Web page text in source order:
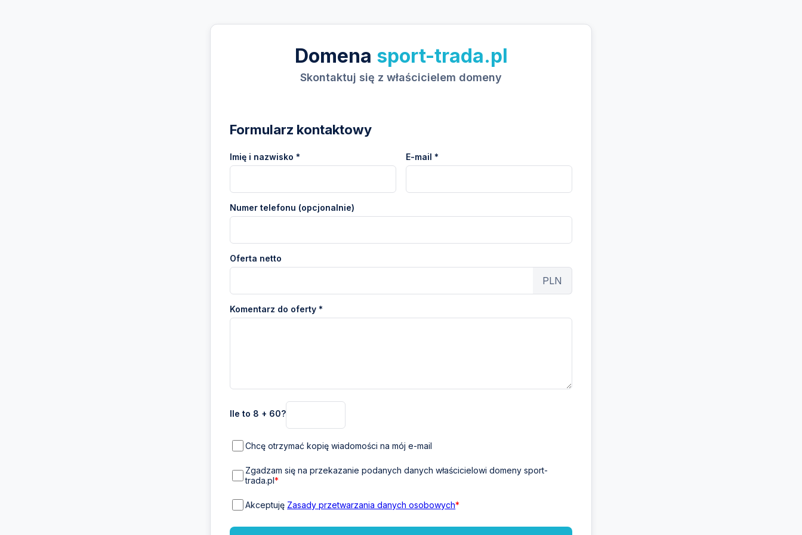
Domena sport-trada.pl
Skontaktuj się z właścicielem domeny
Formularz kontaktowy
Imię i nazwisko * E-mail *
Numer telefonu (opcjonalnie)
Oferta netto
PLN
Komentarz do oferty *
Ile to 8 + 60?
Chcę otrzymać kopię wiadomości na mój e-mail
Zgadzam się na przekazanie podanych danych właścicielowi domeny sport-
trada.pl*
Akceptuję Zasady przetwarzania danych osobowych*